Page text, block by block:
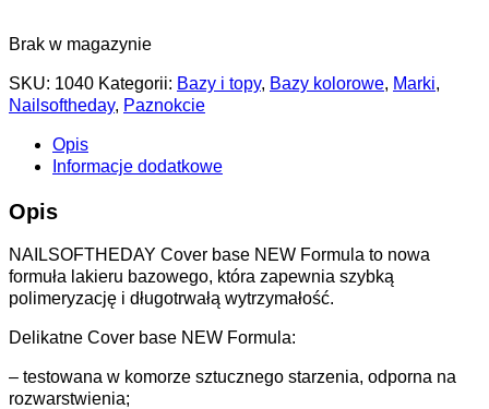
Brak w magazynie
SKU: 1040 Kategorii: Bazy i topy, Bazy kolorowe, Marki,
Nailsoftheday, Paznokcie
Opis
Informacje dodatkowe
Opis
NAILSOFTHEDAY Cover base NEW Formula to nowa
formuła lakieru bazowego, która zapewnia szybką
polimeryzację i długotrwałą wytrzymałość.
Delikatne Cover base NEW Formula:
– testowana w komorze sztucznego starzenia, odporna na
rozwarstwienia;